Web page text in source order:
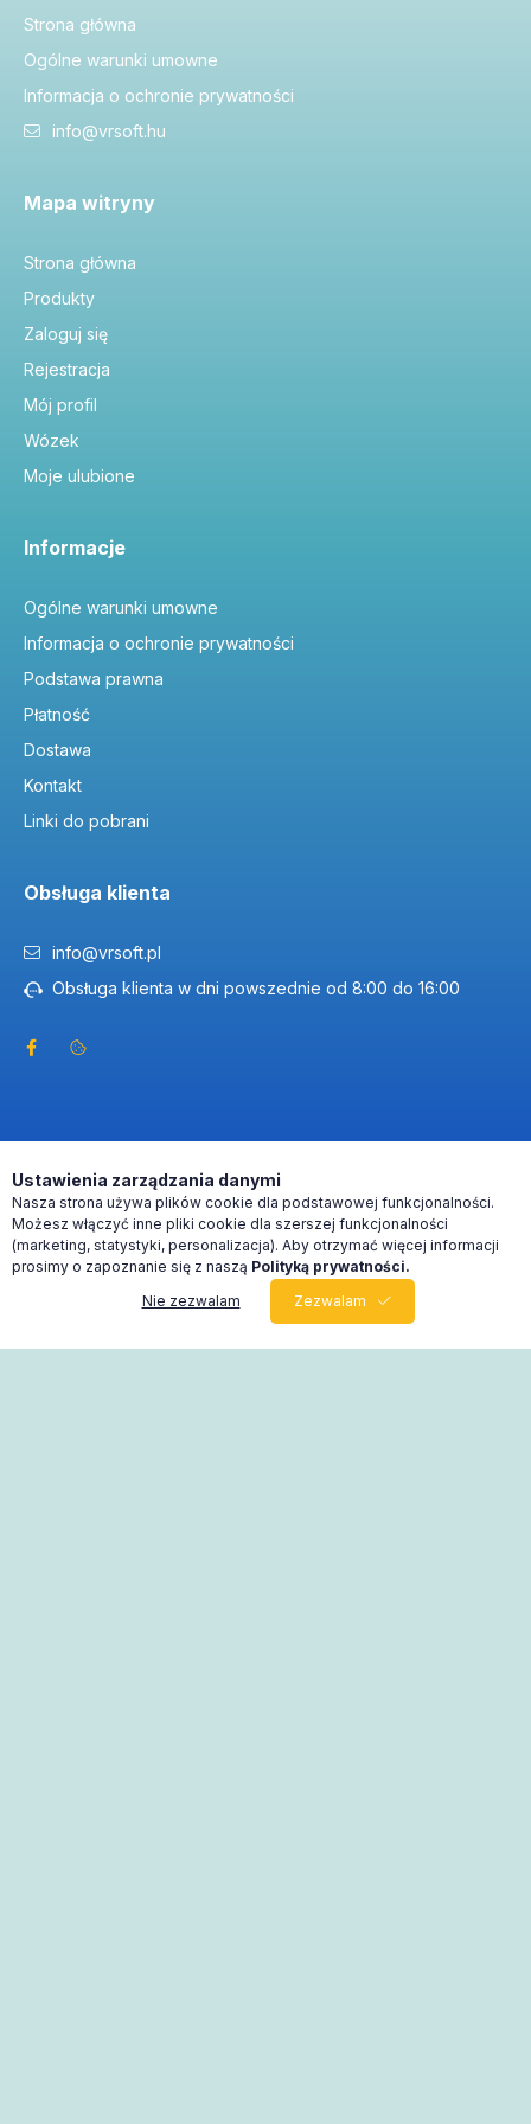
Strona główna
Ogólne warunki umowne
Informacja o ochronie prywatności
info@vrsoft.hu
Mapa witryny
Strona główna
Produkty
Zaloguj się
Rejestracja
Mój profil
Wózek
Moje ulubione
Informacje
Ogólne warunki umowne
Informacja o ochronie prywatności
Podstawa prawna
Płatność
Dostawa
Kontakt
Linki do pobrani
Obsługa klienta
info@vrsoft.pl
Obsługa klienta w dni powszednie od 8:00 do 16:00
0
Ustawienia zarządzania danymi
Nasza strona używa plików cookie dla podstawowej funkcjonalności.
Możesz włączyć inne pliki cookie dla szerszej funkcjonalności
(marketing, statystyki, personalizacja). Aby otrzymać więcej informacji
prosimy o zapoznanie się z naszą Polityką prywatności.
Nie zezwalam
Zezwalam